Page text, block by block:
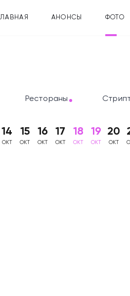
ГЛАВНАЯ АНОНСЫ ФОТО
Рестораны
14
ОКТ
15
ОКТ
16
ОКТ
17
ОКТ
18
ОКТ
19
ОКТ
20
ОКТ